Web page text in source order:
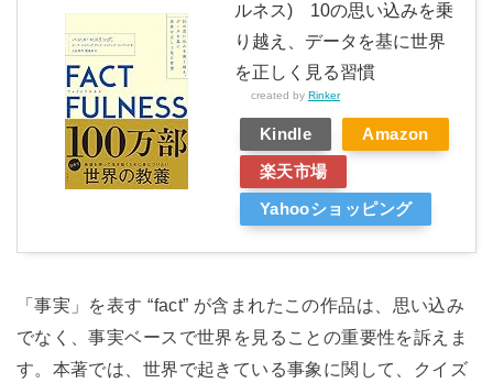
ルネス) 10の思い込みを乗
り越え、データを基に世界
を正しく見る習慣
created by Rinker
Kindle Amazon
楽天市場
Yahooショッピング
「事実」を表す “fact” が含まれたこの作品は、思い込み
でなく、事実ベースで世界を見ることの重要性を訴えま
す。本著では、世界で起きている事象に関して、クイズ